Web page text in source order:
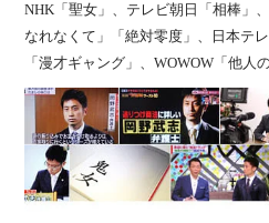
NHK「聖女」、テレビ朝日「相棒」
なれなくて」「絶対零度」、日本テ
「漫才ギャング」、WOWOW「他人の